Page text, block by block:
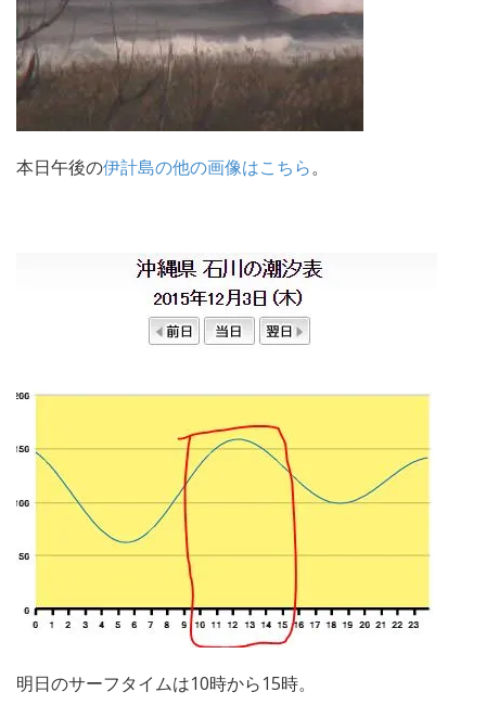
本日午後の伊計島の他の画像はこちら。
明日のサーフタイムは10時から15時。